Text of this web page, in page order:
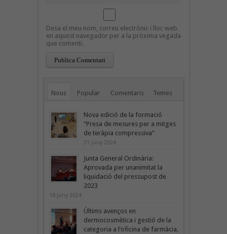
Desa el meu nom, correu electrònic i lloc web
en aquest navegador per a la pròxima vegada
que comenti.
Nous Popular Comentaris Temes
Nova edició de la formació
“Presa de mesures per a mitges
de teràpia compressiva”
21 juny 2024
Junta General Ordinària:
Aprovada per unanimitat la
liquidació del pressupost de
2023
18 juny 2024
Últims avenços en
dermocosmètica i gestió de la
categoria a l’oficina de farmàcia,